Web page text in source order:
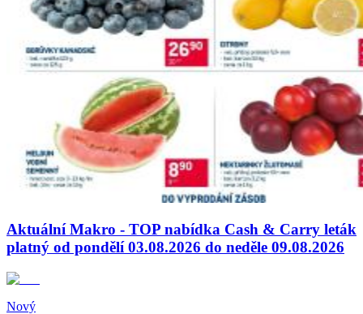
Aktuální Makro - TOP nabídka Cash & Carry leták
platný od pondělí 03.08.2026 do neděle 09.08.2026
Nový